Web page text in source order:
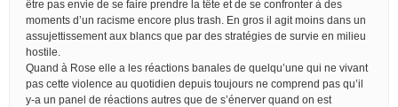
être pas envie de se faire prendre la tête et de se confronter à des
moments d’un racisme encore plus trash. En gros il agit moins dans un
assujettissement aux blancs que par des stratégies de survie en milieu
hostile.
Quand à Rose elle a les réactions banales de quelqu’une qui ne vivant
pas cette violence au quotidien depuis toujours ne comprend pas qu’il
y-a un panel de réactions autres que de s’énerver quand on est